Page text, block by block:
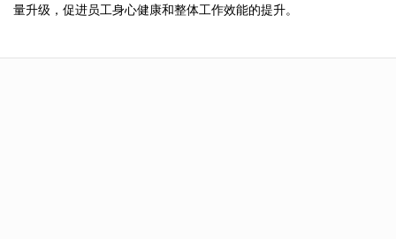
量升级，促进员工身心健康和整体工作效能的提升。